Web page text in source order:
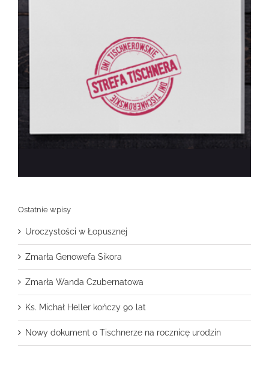
Ostatnie wpisy
Uroczystości w Łopusznej
Zmarła Genowefa Sikora
Zmarła Wanda Czubernatowa
Ks. Michał Heller kończy 90 lat
Nowy dokument o Tischnerze na rocznicę urodzin